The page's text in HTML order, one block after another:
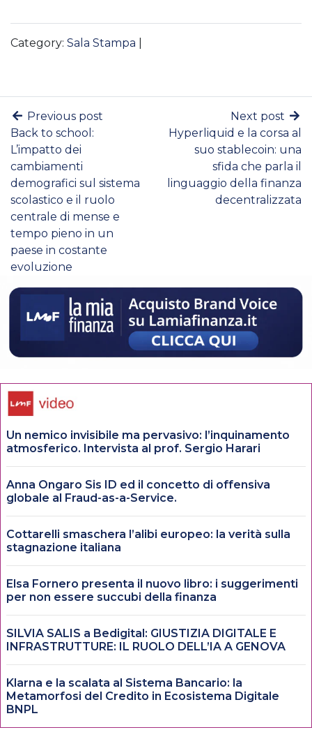
Category: Sala Stampa
Previous post
Back to school:
L’impatto dei
cambiamenti
demografici sul sistema
scolastico e il ruolo
centrale di mense e
tempo pieno in un
paese in costante
evoluzione
Next post
Hyperliquid e la corsa al
suo stablecoin: una
sfida che parla il
linguaggio della finanza
decentralizzata
Un nemico invisibile ma pervasivo: l’inquinamento
atmosferico. Intervista al prof. Sergio Harari
Anna Ongaro Sis ID ed il concetto di offensiva
globale al Fraud-as-a-Service.
Cottarelli smaschera l’alibi europeo: la verità sulla
stagnazione italiana
Elsa Fornero presenta il nuovo libro: i suggerimenti
per non essere succubi della finanza
SILVIA SALIS a Bedigital: GIUSTIZIA DIGITALE E
INFRASTRUTTURE: IL RUOLO DELL’IA A GENOVA
Klarna e la scalata al Sistema Bancario: la
Metamorfosi del Credito in Ecosistema Digitale
BNPL